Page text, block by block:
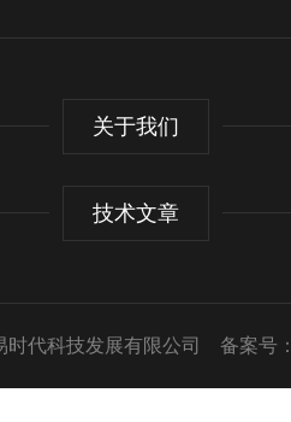
关于我们
技术文章
代科技发展有限公司 备案号